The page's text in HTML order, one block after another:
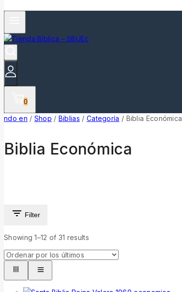
0
ndo en / Shop / Biblias / Categoría / Biblia Económica
Biblia Económica
Filter
Showing 1–12 of 31 results